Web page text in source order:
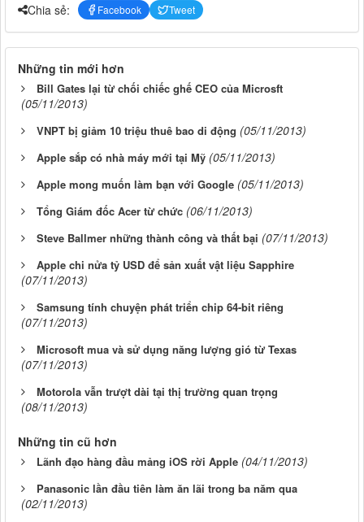
Chia sẻ: Facebook Tweet
Những tin mới hơn
Bill Gates lại từ chối chiếc ghế CEO của Microsft
(05/11/2013)
VNPT bị giảm 10 triệu thuê bao di động (05/11/2013)
Apple sắp có nhà máy mới tại Mỹ (05/11/2013)
Apple mong muốn làm bạn với Google (05/11/2013)
Tổng Giám đốc Acer từ chức (06/11/2013)
Steve Ballmer những thành công và thất bại (07/11/2013)
Apple chi nửa tỷ USD để sản xuất vật liệu Sapphire
(07/11/2013)
Samsung tính chuyện phát triển chip 64-bit riêng
(07/11/2013)
Microsoft mua và sử dụng năng lượng gió từ Texas
(07/11/2013)
Motorola vẫn trượt dài tại thị trường quan trọng
(08/11/2013)
Những tin cũ hơn
Lãnh đạo hàng đầu mảng iOS rời Apple (04/11/2013)
Panasonic lần đầu tiên làm ăn lãi trong ba năm qua
(02/11/2013)